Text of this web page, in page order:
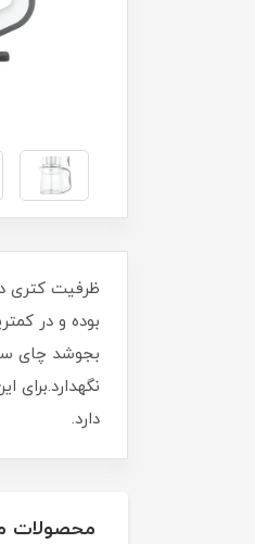
بوده و در
بجوشد چای
دارد.
محصولات